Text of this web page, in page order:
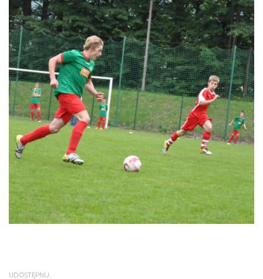
UDOSTĘPNIJ